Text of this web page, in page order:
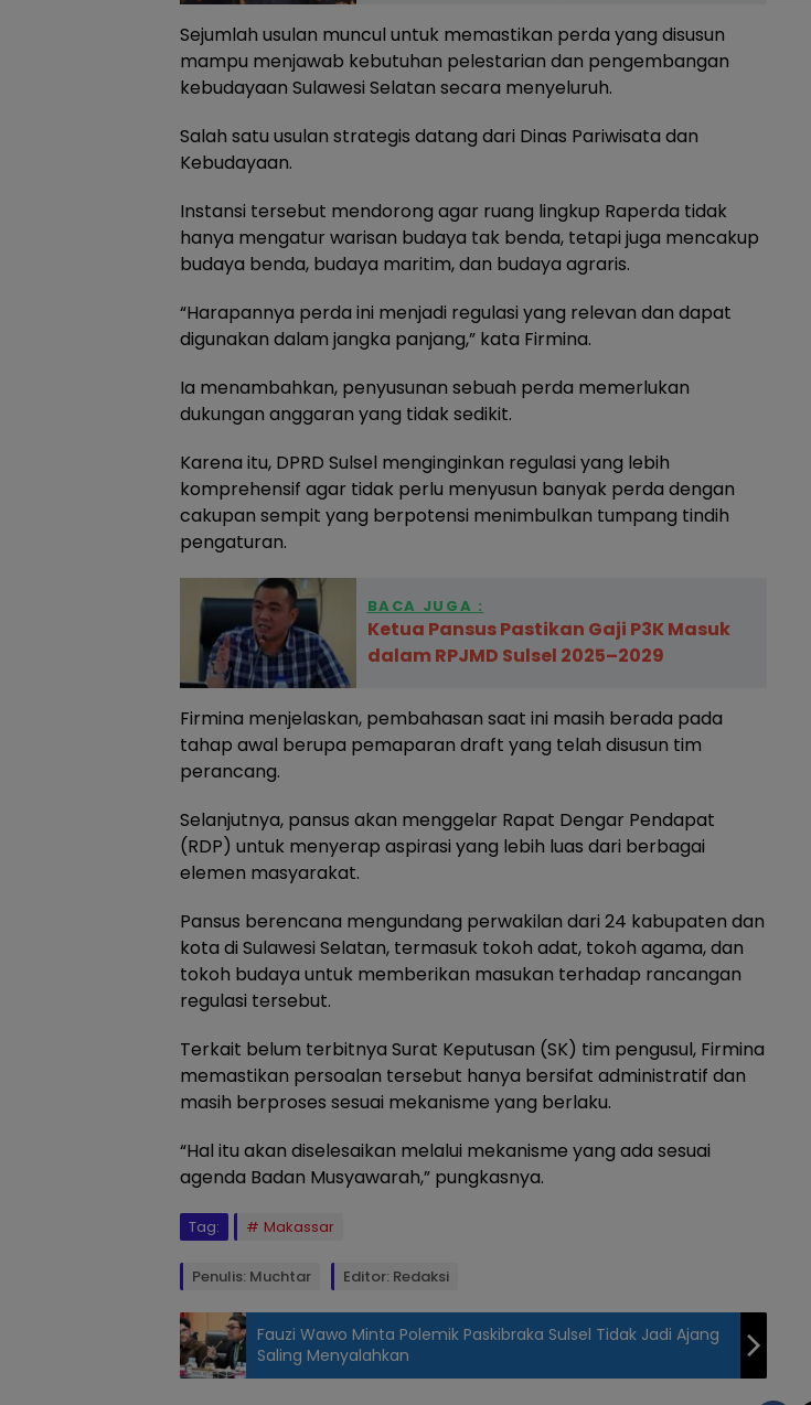
Sejumlah usulan muncul untuk memastikan perda yang disusun
mampu menjawab kebutuhan pelestarian dan pengembangan
kebudayaan Sulawesi Selatan secara menyeluruh.
Salah satu usulan strategis datang dari Dinas Pariwisata dan
Kebudayaan.
Instansi tersebut mendorong agar ruang lingkup Raperda tidak
hanya mengatur warisan budaya tak benda, tetapi juga mencakup
budaya benda, budaya maritim, dan budaya agraris.
“Harapannya perda ini menjadi regulasi yang relevan dan dapat
digunakan dalam jangka panjang,” kata Firmina.
Ia menambahkan, penyusunan sebuah perda memerlukan
dukungan anggaran yang tidak sedikit.
Karena itu, DPRD Sulsel menginginkan regulasi yang lebih
komprehensif agar tidak perlu menyusun banyak perda dengan
cakupan sempit yang berpotensi menimbulkan tumpang tindih
pengaturan.
BACA JUGA :
Ketua Pansus Pastikan Gaji P3K Masuk
dalam RPJMD Sulsel 2025–2029
Firmina menjelaskan, pembahasan saat ini masih berada pada
tahap awal berupa pemaparan draft yang telah disusun tim
perancang.
Selanjutnya, pansus akan menggelar Rapat Dengar Pendapat
(RDP) untuk menyerap aspirasi yang lebih luas dari berbagai
elemen masyarakat.
Pansus berencana mengundang perwakilan dari 24 kabupaten dan
kota di Sulawesi Selatan, termasuk tokoh adat, tokoh agama, dan
tokoh budaya untuk memberikan masukan terhadap rancangan
regulasi tersebut.
Terkait belum terbitnya Surat Keputusan (SK) tim pengusul, Firmina
memastikan persoalan tersebut hanya bersifat administratif dan
masih berproses sesuai mekanisme yang berlaku.
“Hal itu akan diselesaikan melalui mekanisme yang ada sesuai
agenda Badan Musyawarah,” pungkasnya.
Tag: Makassar
Penulis: Muchtar Editor: Redaksi
Fauzi Wawo Minta Polemik Paskibraka Sulsel Tidak Jadi Ajang
Saling Menyalahkan